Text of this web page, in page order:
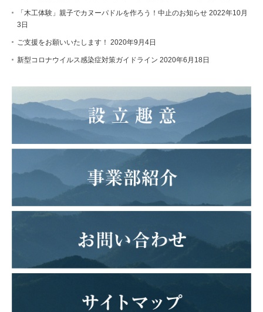
「木工体験」親子でカヌーパドルを作ろう！中止のお知らせ 2022年10月
3日
ご支援をお願いいたします！ 2020年9月4日
新型コロナウイルス感染症対策ガイドライン 2020年6月18日